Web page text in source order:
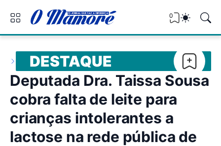
0
DESTAQUE
Deputada Dra. Taissa Sousa
cobra falta de leite para
crianças intolerantes a
lactose na rede pública de